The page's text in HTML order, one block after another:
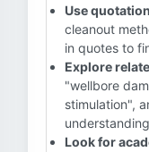
Use
cleanout
in quotes to
Explore
"wellbore
stimulation",
Look for